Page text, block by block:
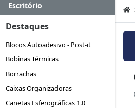
Apresentação Smartphones
Escritório
Destaques
Blocos Autoadesivo - Post-it
Bobinas Térmicas
Borrachas
Caixas Organizadoras
Canetas Esferográficas 1.0